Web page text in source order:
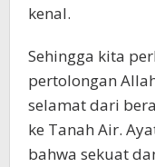
kenal.
Sehingga kita
pertolongan
selamat dari
ke Tanah Air.
bahwa sekuat